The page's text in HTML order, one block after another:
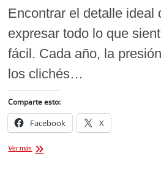
Encontrar el detalle ideal
expresar todo lo que
fácil. Cada año, la
los clichés…
Comparte esto:
Facebook X
Ver másLos